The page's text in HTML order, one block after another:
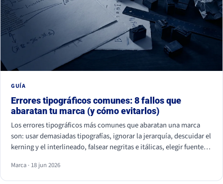
GUÍA
Errores tipográficos comunes: 8 fallos que
abaratan tu marca (y cómo evitarlos)
Los errores tipográficos más comunes que abaratan una marca
son: usar demasiadas tipografías, ignorar la jerarquía, descuidar el
kerning y el interlineado, falsear negritas e itálicas, elegir fuentes
licencia y ser idéntico a la competencia. Casi ninguno se nota de
uno en uno, pero juntos hacen que tu marca parezca improvisada.
Marca · 18 jun 2026